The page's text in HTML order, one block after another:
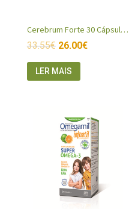
Cerebrum Forte 30 Cápsulas + 10 de OFERTA
33.55€ 26.00€
LER MAIS